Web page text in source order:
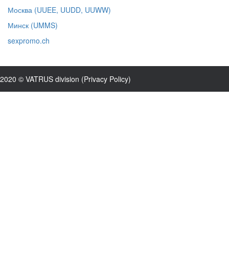
Москва (UUEE, UUDD, UUWW)
Минск (UMMS)
sexpromo.ch
2020 © VATRUS division (Privacy Policy)